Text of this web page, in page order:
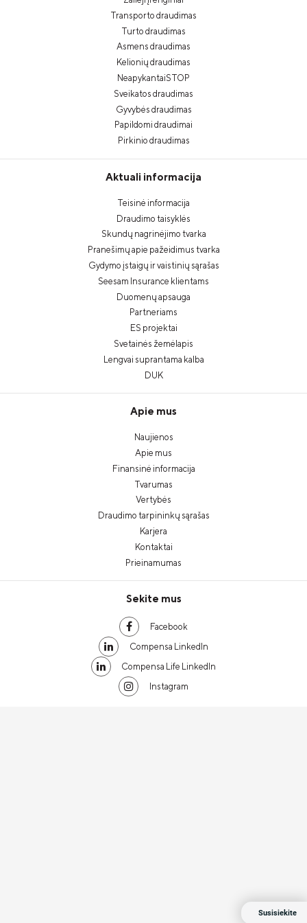
Transporto draudimas
Turto draudimas
Asmens draudimas
Kelionių draudimas
NeapykantaiSTOP
Sveikatos draudimas
Gyvybės draudimas
Papildomi draudimai
Pirkinio draudimas
Aktuali informacija
Teisinė informacija
Draudimo taisyklės
Skundų nagrinėjimo tvarka
Pranešimų apie pažeidimus tvarka
Gydymo įstaigų ir vaistinių sąrašas
Seesam Insurance klientams
Duomenų apsauga
Partneriams
ES projektai
Svetainės žemėlapis
Lengvai suprantama kalba
DUK
Apie mus
Naujienos
Apie mus
Finansinė informacija
Tvarumas
Vertybės
Draudimo tarpininkų sąrašas
Karjera
Kontaktai
Prieinamumas
Sekite mus
Facebook
Compensa LinkedIn
Compensa Life LinkedIn
Instagram
Susisiekite